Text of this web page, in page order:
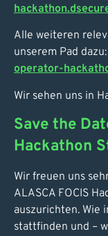
Alle weiteren
unserem Pad dazu:
operator-
Wir sehen uns in
Save the
Hackathon
Wir freuen uns
ALASCA FOCIS
auszurichten. Wie
stattfinden und –